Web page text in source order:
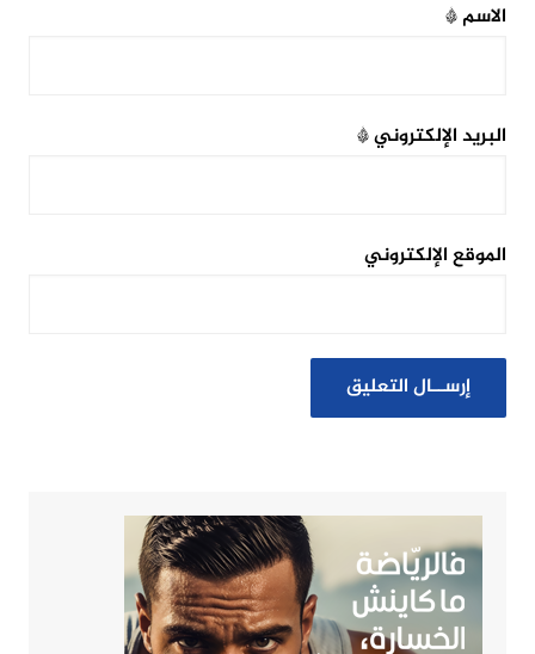
الاسم*
البريد الإلكتروني*
الموقع الإلكتروني